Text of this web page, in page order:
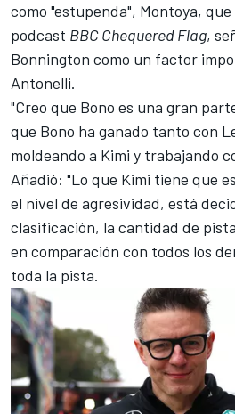
como "estupenda", Montoya,
podcast BBC Chequered Flag,
Bonnington como un factor
Antonelli.
"Creo que Bono es una gran
que Bono ha ganado tanto con
moldeando a Kimi y trabajando
Añadió: "Lo que Kimi tiene que
el nivel de agresividad, está
clasificación, la cantidad de
en comparación con todos los
toda la pista.